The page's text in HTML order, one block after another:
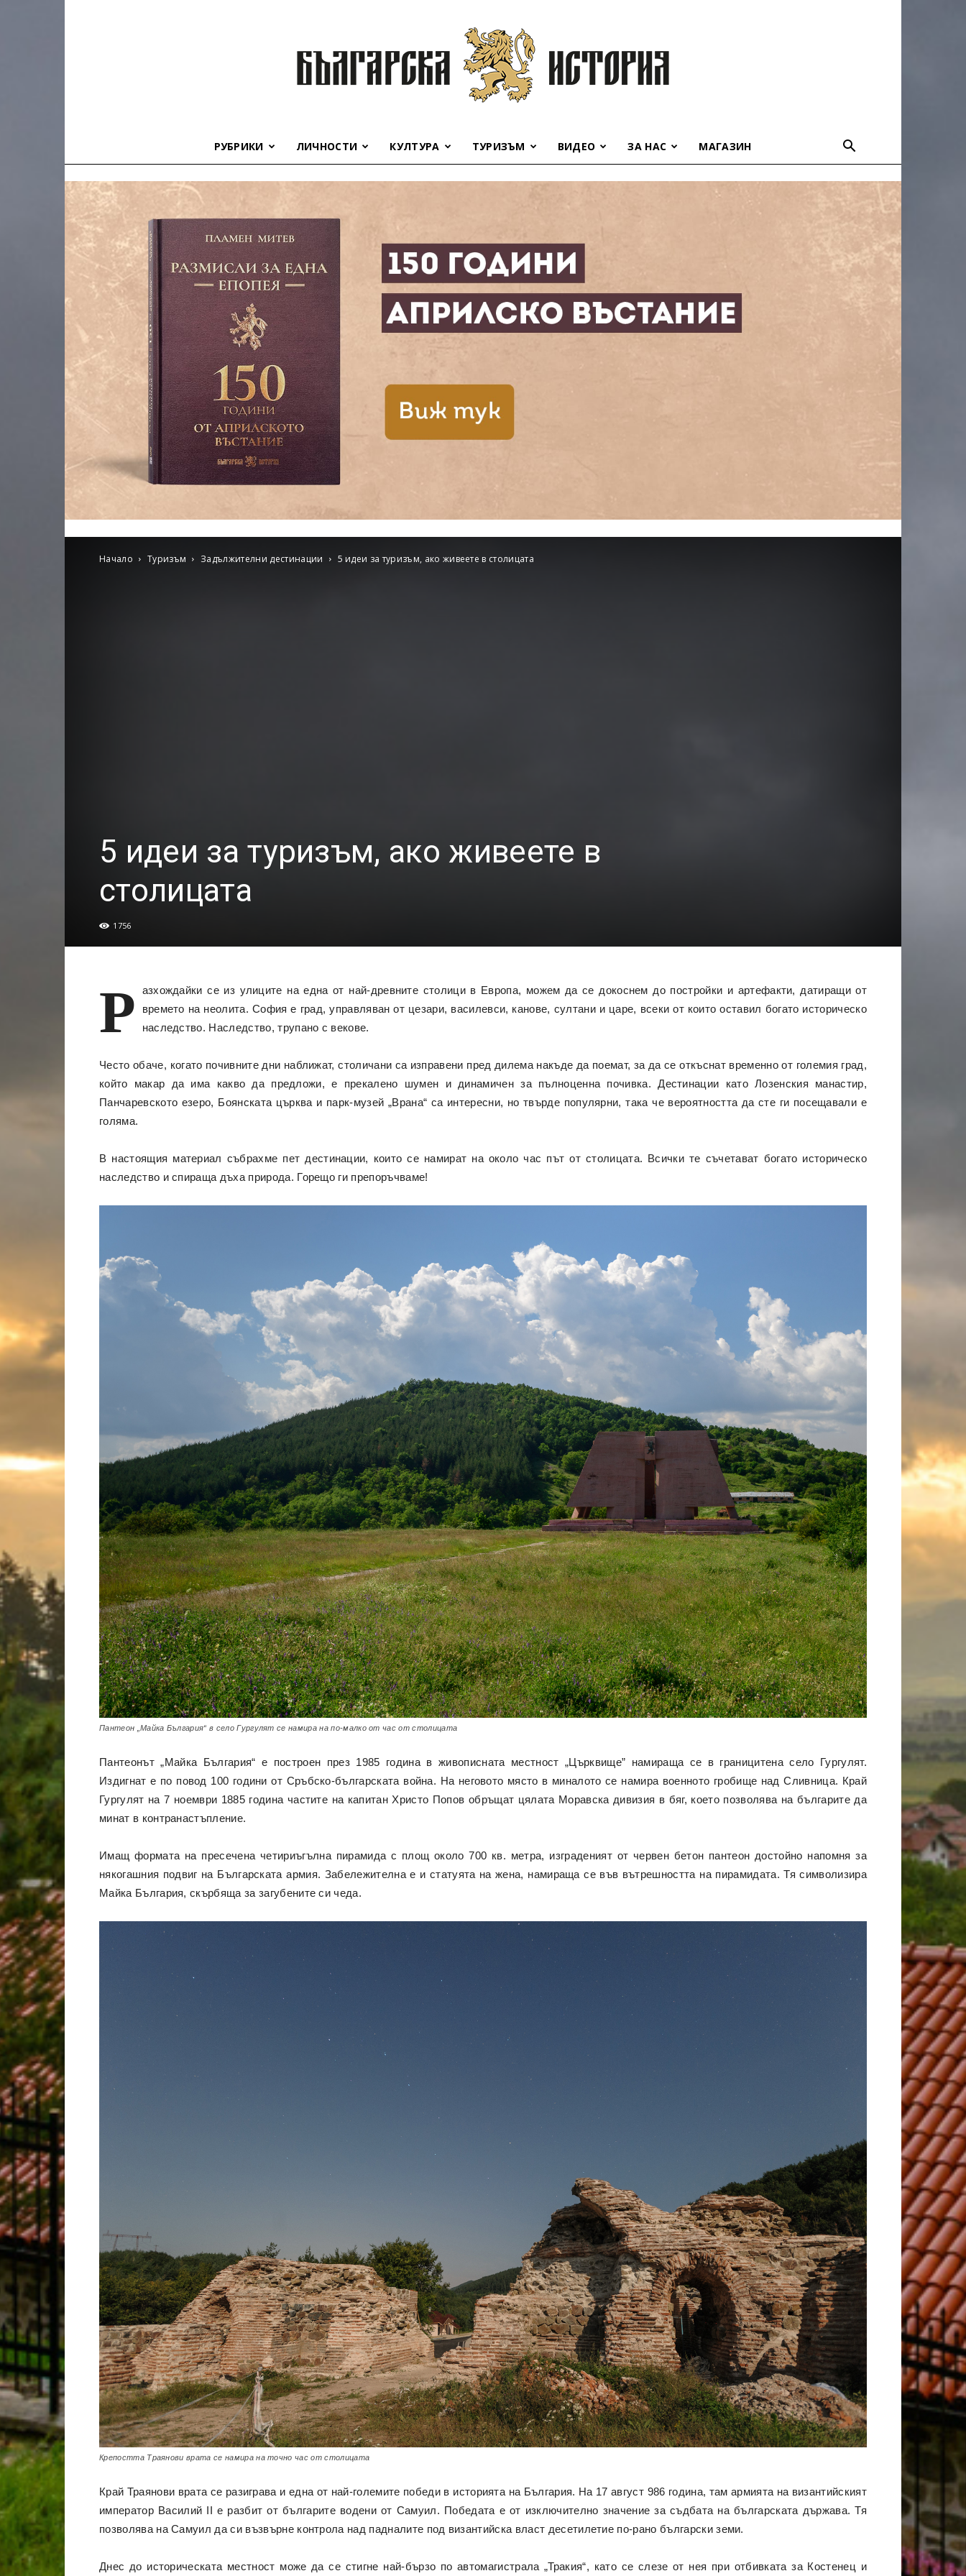
история
РУБРИКИ ЛИЧНОСТИ КУЛТУРА ТУРИЗЪМ ВИДЕО ЗА НАС МАГАЗИН
Начало Туризъм Задължителни дестинации 5 идеи за туризъм, ако живеете в столицата
5 идеи за туризъм, ако живеете в
столицата
1756
Р
азхождайки се из улиците на една от най-древните столици в Европа, можем да се докоснем до постройки и артефакти, датиращи от
времето на неолита. София е град, управляван от цезари, василевси, канове, султани и царе, всеки от които оставил богато историческо
наследство. Наследство, трупано с векове.
Често обаче, когато почивните дни наближат, столичани са изправени пред дилема накъде да поемат, за да се откъснат временно от големия град,
който макар да има какво да предложи, е прекалено шумен и динамичен за пълноценна почивка. Дестинации като Лозенския манастир,
Панчаревското езеро, Боянската църква и парк-музей „Врана“ са интересни, но твърде популярни, така че вероятността да сте ги посещавали е
голяма.
В настоящия материал събрахме пет дестинации, които се намират на около час път от столицата. Всички те съчетават богато историческо
наследство и спираща дъха природа. Горещо ги препоръчваме!
Пантеон „Майка България“ в село Гургулят се намира на по-малко от час от столицата
Пантеонът „Майка България“ е построен през 1985 година в живописната местност „Църквище” намираща се в границитена село Гургулят.
Издигнат е по повод 100 години от Сръбско-българската война. На неговото място в миналото се намира военното гробище над Сливница. Край
Гургулят на 7 ноември 1885 година частите на капитан Христо Попов обръщат цялата Моравска дивизия в бяг, което позволява на българите да
минат в контранастъпление.
Имащ формата на пресечена четириъгълна пирамида с площ около 700 кв. метра, изграденият от червен бетон пантеон достойно напомня за
някогашния подвиг на Българската армия. Забележителна е и статуята на жена, намираща се във вътрешността на пирамидата. Тя символизира
Майка България, скърбяща за загубените си чеда.
Крепостта Траянови врата се намира на точно час от столицата
Край Траянови врата се разиграва и една от най-големите победи в историята на България. На 17 август 986 година, там армията на византийският
император Василий II е разбит от българите водени от Самуил. Победата е от изключително значение за съдбата на българската държава. Тя
позволява на Самуил да си възвърне контрола над падналите под византийска власт десетилетие по-рано български земи.
Днес до историческата местност може да се стигне най-бързо по автомагистрала „Тракия“, като се слезе от нея при отбивката за Костенец и